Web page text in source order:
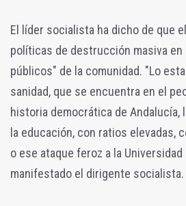
El líder socialista ha dicho de que
políticas de destrucción masiva
públicos" de la comunidad. "Lo
sanidad, que se encuentra en el
historia democrática de Andalucía,
la educación, con ratios elevadas,
o ese ataque feroz a la Universidad
manifestado el dirigente socialista.